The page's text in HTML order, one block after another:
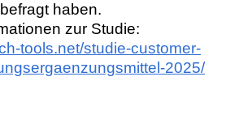
haben.
zur Studie:
tools.net/studie-customer-
2025/